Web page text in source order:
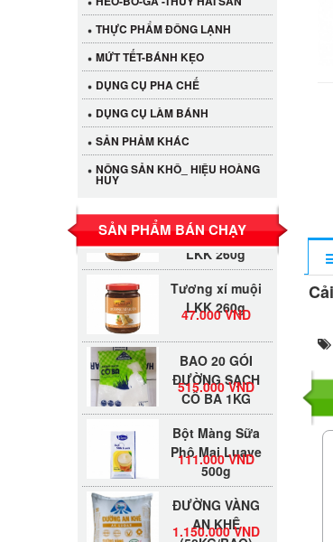
THỰC PHẨM ĐÔNG LẠNH
MỨT TẾT-BÁNH KẸO
DỤNG CỤ PHA CHẾ
DỤNG CỤ LÀM BÁNH
SẢN PHẢM KHÁC
NÔNG SẢN KHÔ_ HIỆU HOÀNG
HUY
SẢN PHẨM BÁN CHẠY
Cần Tây Đà Lạt
40.000 VND
Tương xí muội
LKK 260g
530.000 VND
LKK 260g
47.000 VND
BAO 20 GÓI
ĐƯỜNG SẠCH
CÔ BA 1KG
515.000 VND
Phô Mai Luave
500g
111.000 VND
ĐƯỜNG VÀNG
AN KHÊ
(50KG/BAO)
1.150.000 VND